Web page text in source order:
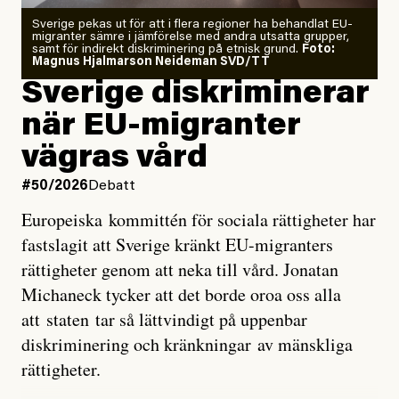
Zeke Hausfather är chockad igen efter att ha
analyserat hur de olika klimatmodellerna bedömer
läget för hur den begynnande El Niño-händelsen ska
utveckla sig. El Niño är ett återkommande
väderfenomen som uppstår när havsvattnet i delar av
Stilla havet blir ovanligt varmt. Det påverkar vädret
över stora delar av världen och under
forskare allt oftare varnat för att den här El Niñon
Det verkar vara en underdrift, menar nu Zeke
Hausfather.
”Det ser ut som att årets El Niño inte bara med stor
sannolikhet kommer att bli den starkaste sedan
tillförlitliga mätningar inleddes – den kan till och med
Sverige pekas ut för att i flera regioner ha behandlat EU-
migranter sämre i jämförelse med andra utsatta grupper,
samt för indirekt diskriminering på etnisk grund. Foto:
Magnus Hjalmarson Neideman SVD/TT
Sverige diskriminerar
när EU-migranter
vägras vård
#50/2026 Debatt
Europeiska kommittén för sociala rättigheter har
fastslagit att Sverige kränkt EU-migranters
rättigheter genom att neka till vård. Jonatan
Michaneck tycker att det borde oroa oss alla
att staten tar så lättvindigt på uppenbar
diskriminering och kränkningar av mänskliga
rättigheter.